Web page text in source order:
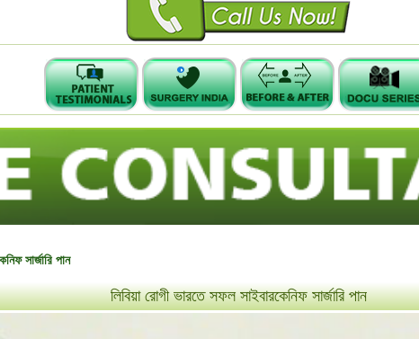
সার্জারি পান
লিবিয়া রোগী ভারতে সফল সাইবারকেনিফ সার্জারি পান